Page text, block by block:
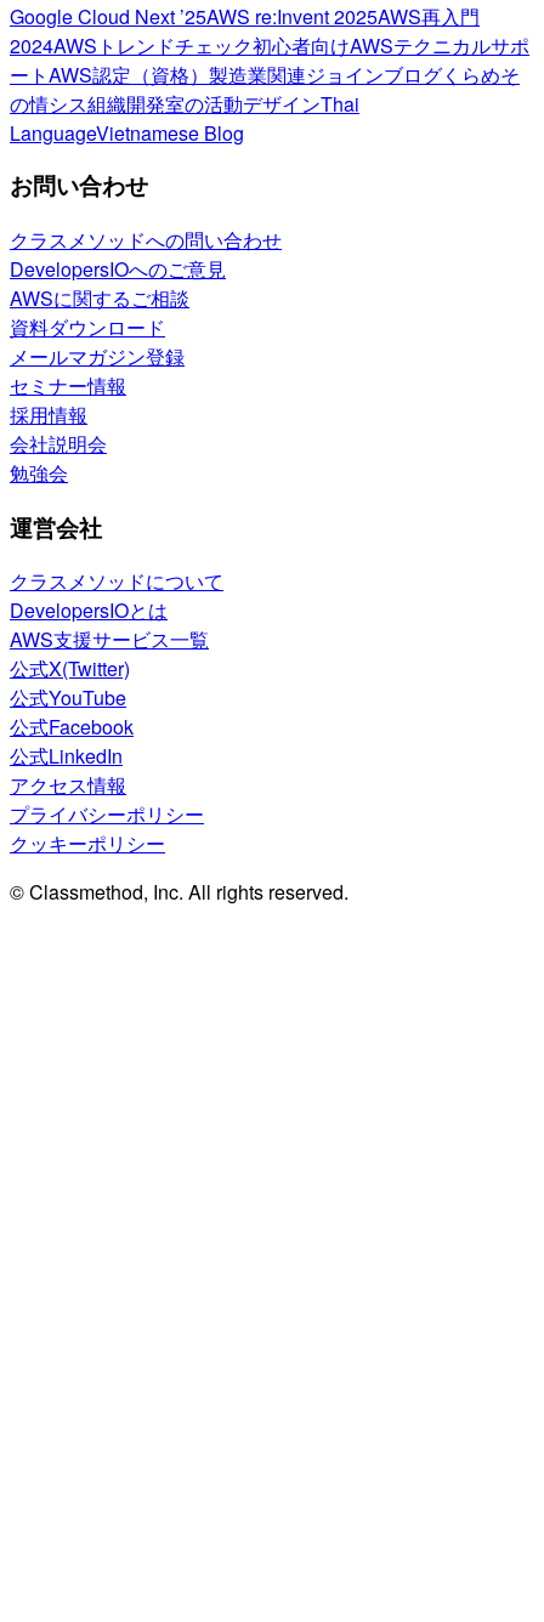
Google Cloud Next ’25AWS re:Invent 2025AWS再入門
2024AWSトレンドチェック初心者向けAWSテクニカルサポ
ートAWS認定（資格） 製造業関連ジョインブログくらめそ
の情シス組織開発室の活動デザインThai
LanguageVietnamese Blog
お問い合わせ
クラスメソッドへの問い合わせ
DevelopersIOへのご意見
AWSに関するご相談
資料ダウンロード
メールマガジン登録
セミナー情報
採用情報
会社説明会
勉強会
運営会社
クラスメソッドについて
DevelopersIOとは
AWS支援サービス一覧
公式X(Twitter)
公式YouTube
公式Facebook
公式LinkedIn
アクセス情報
プライバシーポリシー
クッキーポリシー
© Classmethod, Inc. All rights reserved.